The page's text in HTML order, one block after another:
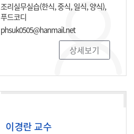
조리실무실습(한식, 중식, 일식, 양식),
푸드코디
phsuk0505@hanmail.net
상세보기
이경란 교수